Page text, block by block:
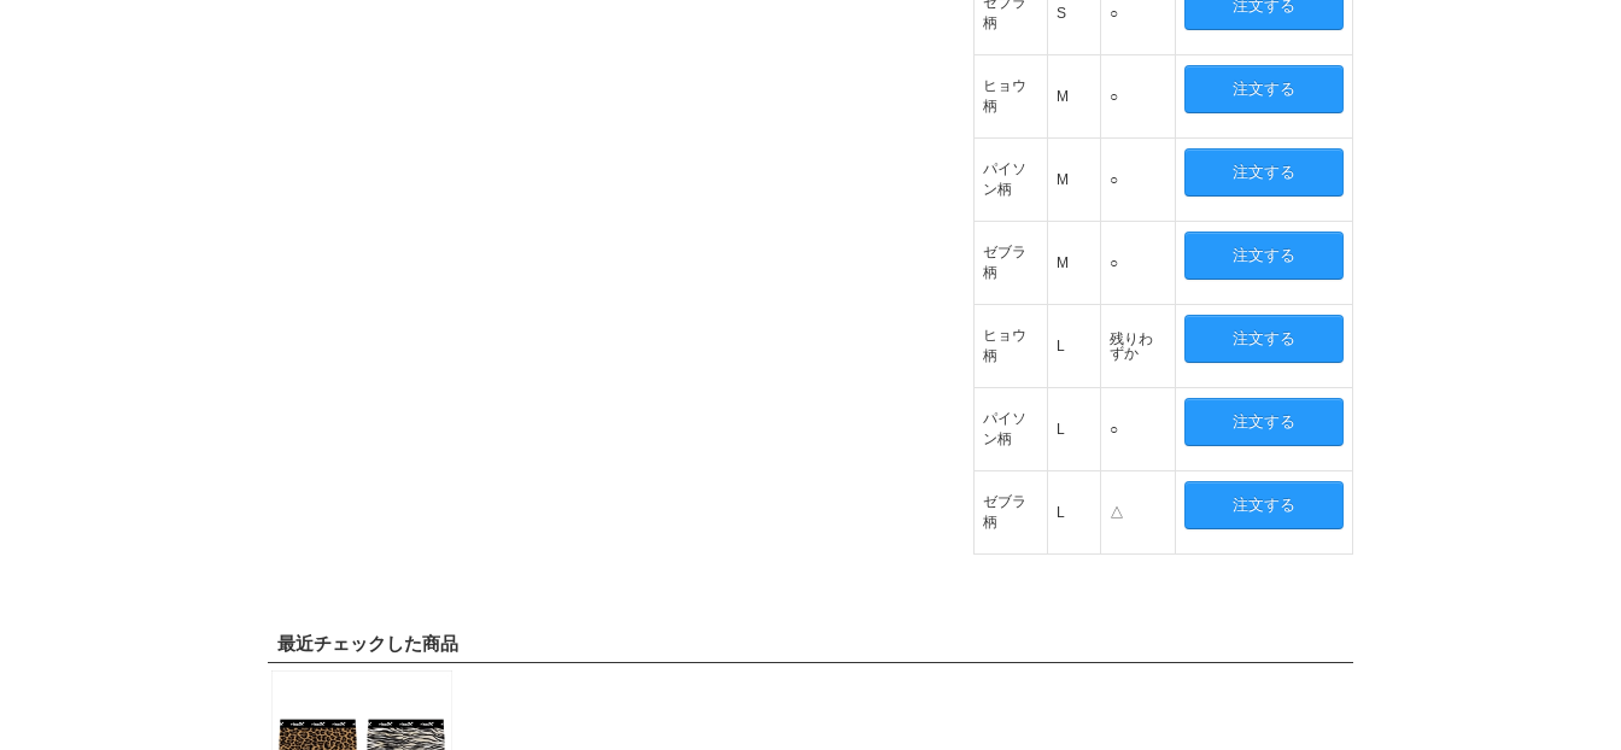
柄
S ○ 注文する
ヒョウ
柄
M ○ 注文する
パイソ
ン柄
M ○ 注文する
ゼブラ
柄
M ○ 注文する
ヒョウ
柄
L
残りわ
ずか
注文する
パイソ
ン柄
L ○ 注文する
ゼブラ
柄
L △ 注文する
最近チェックした商品